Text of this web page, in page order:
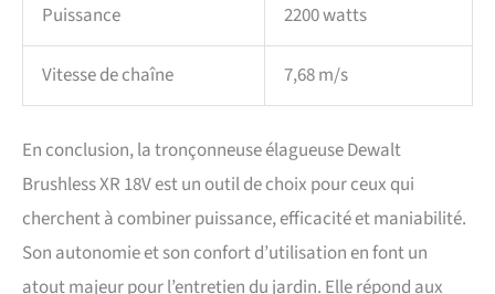
Puissance 2200 watts
Vitesse de chaîne 7,68 m/s
En conclusion, la tronçonneuse élagueuse Dewalt
Brushless XR 18V est un outil de choix pour ceux qui
cherchent à combiner puissance, efficacité et maniabilité.
Son autonomie et son confort d’utilisation en font un
atout majeur pour l’entretien du jardin. Elle répond aux